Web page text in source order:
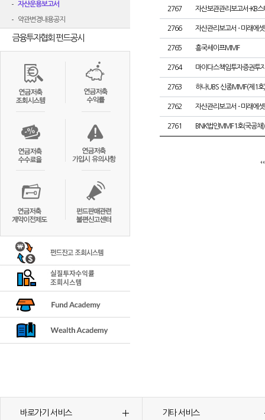
자산운용보고서
약관변경내용공지
금융투자협회 펀드공시
2767 자산보관관리보고서-KB
2766 자산관리보고서 - 미래에
2765 흥국세이프MMF
2764 마이다스책임투자증권투
2763 하나UBS 신종MMF(제1호)
2762 자산관리보고서 - 미래에
2761 BNK법인MMF1호(국공채)
바로가기 서비스 기타 서비스